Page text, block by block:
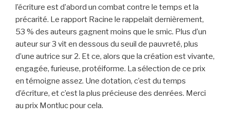
l’écriture est d’abord un combat contre le temps et la
précarité. Le rapport Racine le rappelait dernièrement,
53 % des auteurs gagnent moins que le smic. Plus d’un
auteur sur 3 vit en dessous du seuil de pauvreté, plus
d’une autrice sur 2. Et ce, alors que la création est vivante,
engagée, furieuse, protéiforme. La sélection de ce prix
en témoigne assez. Une dotation, c’est du temps
d’écriture, et c’est la plus précieuse des denrées. Merci
au prix Montluc pour cela.